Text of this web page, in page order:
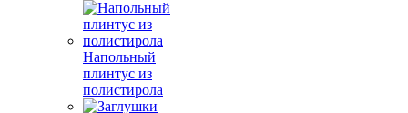
Напольный
плинтус из
полистирола